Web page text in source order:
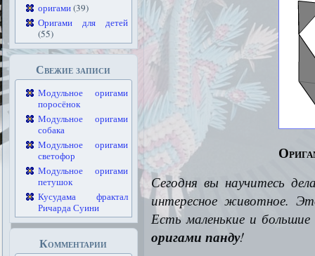
оригами(39)
Оригами для детей
(55)
Свежие записи
Модульное оригами
поросёнок
Модульное оригами
собака
Модульное оригами
светофор
Модульное оригами
петушок
Кусудама фрактал
Ричарда Суини
Комментарии
Сегодня вы научитесь
интересное животное.
Есть маленькие и
оригами панду!